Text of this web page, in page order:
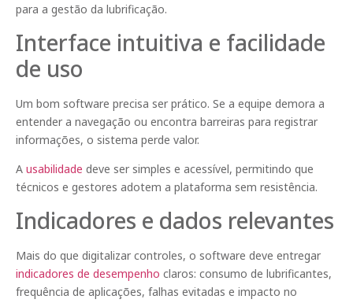
para a gestão da lubrificação.
Interface intuitiva e facilidade
de uso
Um bom software precisa ser prático. Se a equipe demora a
entender a navegação ou encontra barreiras para registrar
informações, o sistema perde valor.
A usabilidade deve ser simples e acessível, permitindo que
técnicos e gestores adotem a plataforma sem resistência.
Indicadores e dados relevantes
Mais do que digitalizar controles, o software deve entregar
indicadores de desempenho claros: consumo de lubrificantes,
frequência de aplicações, falhas evitadas e impacto no